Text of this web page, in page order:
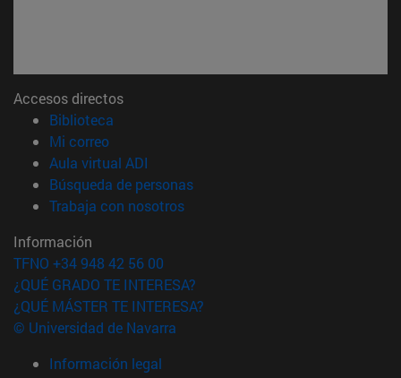
Accesos directos
Biblioteca
Mi correo(abre en nueva ventana)
Aula virtual ADI
Búsqueda de personas(abre en nueva ventana)
Trabaja con nosotros(abre en nueva ventana)
Información
TFNO +34 948 42 56 00
¿QUÉ GRADO TE INTERESA?
¿QUÉ MÁSTER TE INTERESA?
© Universidad de Navarra
Información legal